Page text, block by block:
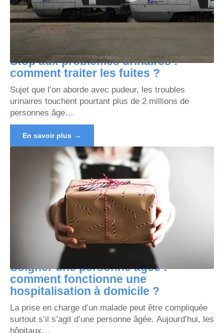
Stop aux problèmes urinaires :
comment traiter les fuites ?
Sujet que l’on aborde avec pudeur, les troubles
urinaires touchent pourtant plus de 2 millions de
personnes âge…
En savoir plus
Soigner une personne âgée :
comment fonctionne une
hospitalisation à domicile ?
La prise en charge d’un malade peut être compliquée
surtout s’il s’agit d’une personne âgée. Aujourd’hui, les
hôpitaux…